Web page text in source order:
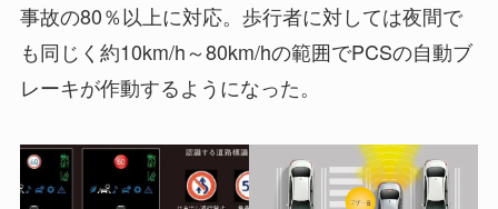
事故の80％以上に対応。歩行者に対しては夜間で
も同じく約10km/h～80km/hの範囲でPCSの自動ブ
レーキが作動するようになった。